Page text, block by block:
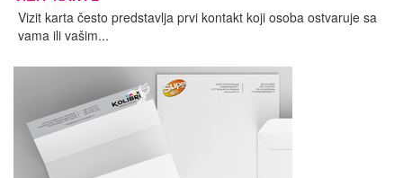
Vizit karta često predstavlja prvi kontakt koji osoba ostvaruje sa
vama ili vašim...